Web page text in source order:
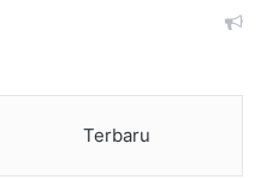
Terbaru